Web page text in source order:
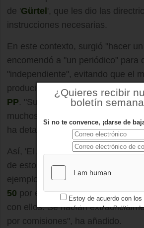
de 'Gürtel', que les dio las
instrucciones necesarias.
En este contexto, surgió "hacer
encomendó a "un periódico" para
"independiente", evitando que el
producido por el
Ayuntamiento
PP. "Surgen actos de
muchos son a la vez que la
ha detallado.
Así, 'El Albondiguilla' ha
de estos actos llegó a participar
ejemplo en el que se promocionó
50 por el norte. "Estos gastos
con ellos. Se hacían
por comisiones", ha añadido.
¿Quieres recibir
boletín
Si no te convence, ¡darse de
Estoy de acuerdo con los
condicionesy losPolítica